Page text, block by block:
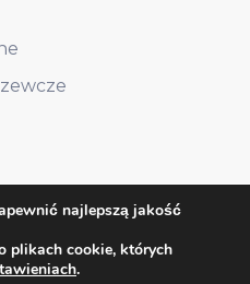
Enerb
prywatności
najlepszą jakość
plikach cookie, których
.